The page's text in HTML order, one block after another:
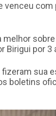
venceu com
Birigui por 3
sua
boletins